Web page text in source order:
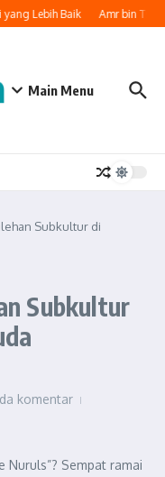
Lebih Baik Amr bin
Main Menu
Subkultur di
Subkultur
komentar
Nuruls”? Sempat ramai